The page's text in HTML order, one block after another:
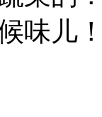
味儿